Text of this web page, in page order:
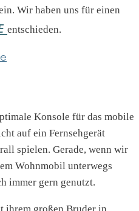
Wir haben uns für einen
entschieden.
Konsole für das mobile
auf ein Fernsehgerät
spielen. Gerade, wenn wir
Wohnmobil unterwegs
immer gern genutzt.